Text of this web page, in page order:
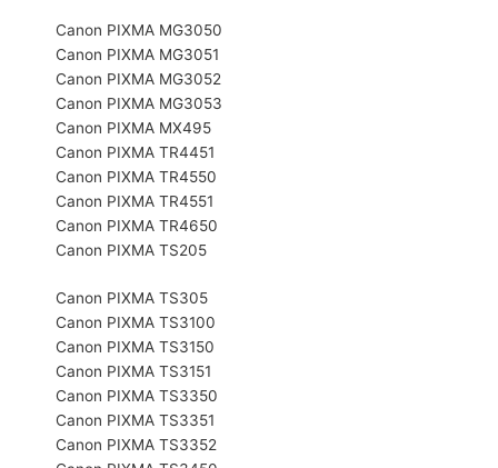
Canon PIXMA MG3050
Canon PIXMA MG3051
Canon PIXMA MG3052
Canon PIXMA MG3053
Canon PIXMA MX495
Canon PIXMA TR4451
Canon PIXMA TR4550
Canon PIXMA TR4551
Canon PIXMA TR4650
Canon PIXMA TS205
Canon PIXMA TS305
Canon PIXMA TS3100
Canon PIXMA TS3150
Canon PIXMA TS3151
Canon PIXMA TS3350
Canon PIXMA TS3351
Canon PIXMA TS3352